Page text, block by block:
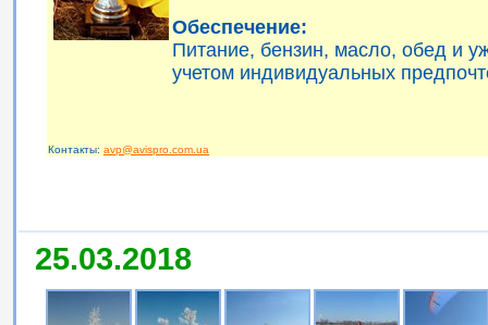
Обеспечение:
Питание, бензин, масло, обед и
учетом индивидуальных
Контакты: avp@avispro.com.ua
25.03.2018